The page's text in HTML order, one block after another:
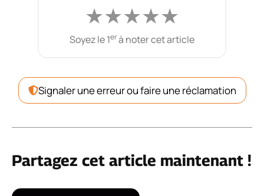
★★★★★
Soyez le 1erà noter cet article
Signaler une erreur ou faire une réclamation
Partagez cet article maintenant !